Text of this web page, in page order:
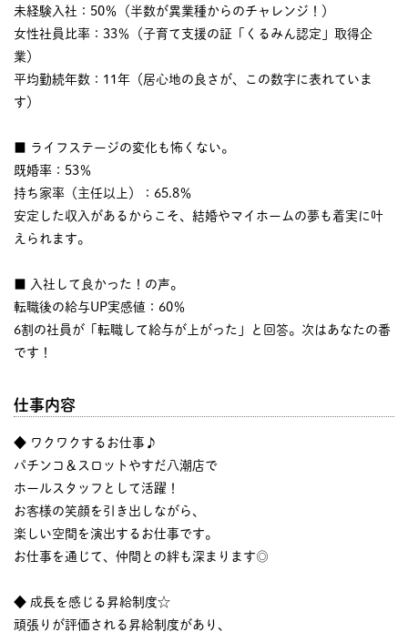
未経験入社：50％（半数が異業種からのチャレンジ！）
女性社員比率：33％（子育て支援の証「くるみん認定」取得企
業）
平均勤続年数：11年（居心地の良さが、この数字に表れていま
す）
■ ライフステージの変化も怖くない。
既婚率：53％
持ち家率（主任以上）：65.8％
安定した収入があるからこそ、結婚やマイホームの夢も着実に叶
えられます。
■ 入社して良かった！の声。
転職後の給与UP実感値：60％
6割の社員が「転職して給与が上がった」と回答。次はあなたの番
です！
仕事内容
◆ ワクワクするお仕事♪
パチンコ＆スロットやすだ八潮店で
ホールスタッフとして活躍！
お客様の笑顔を引き出しながら、
楽しい空間を演出するお仕事です。
お仕事を通じて、仲間との絆も深まります◎
◆ 成長を感じる昇給制度☆
頑張りが評価される昇給制度があり、